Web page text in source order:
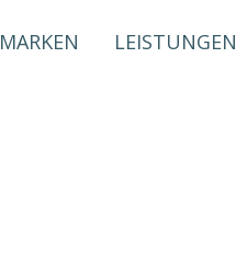
MARKEN LEISTUNGEN